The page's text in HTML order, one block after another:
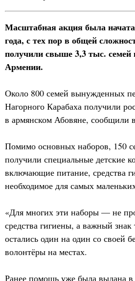
Масштабная акция была начата
года, с тех пор в общей
получили свыше 3,3 тыс. семей
Армении.
Около 800 семей вынужденных
Нагорного Карабаха получили
в армянском Абовяне,
Помимо основных наборов, 150
получили специальные детские
включающие питание, средства
необходимое для самых
«Для многих эти наборы — не
средства гигиены, а важный знак
остались один на один со своей
волонтёры на местах.
Ранее помощь уже была выдана в